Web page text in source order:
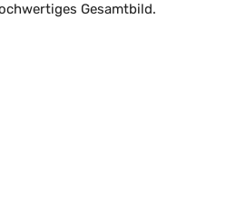
Gesamtbild.